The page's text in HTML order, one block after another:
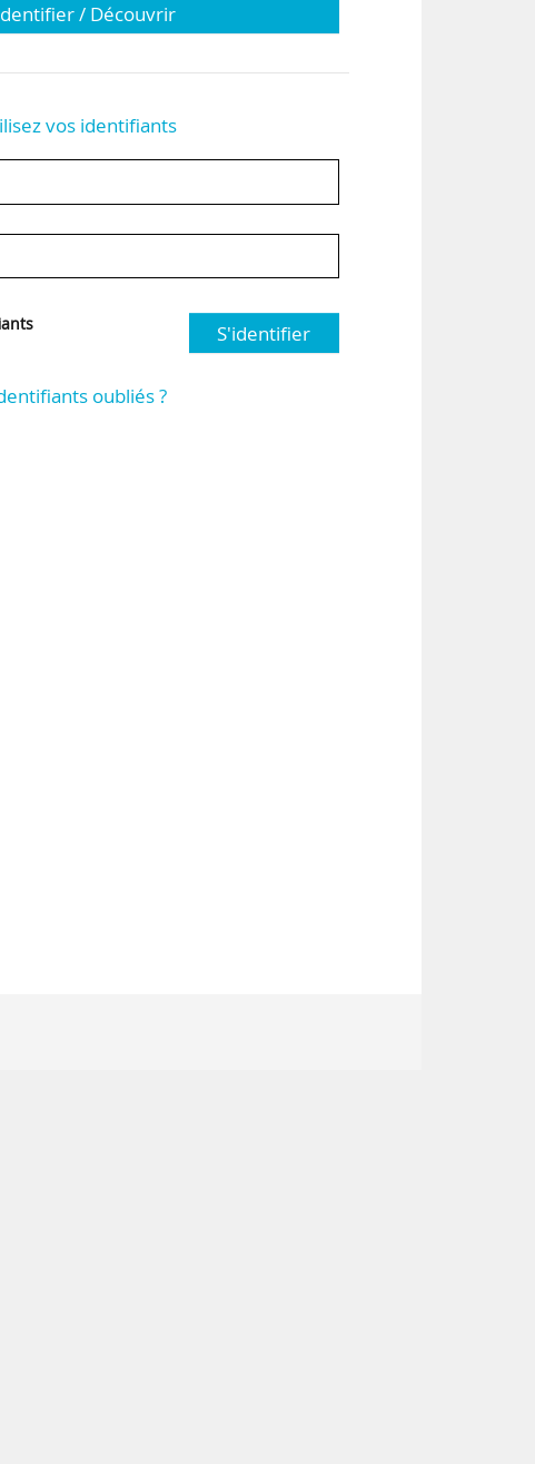
/ Découvrir
vos identifiants
S'identifier
oubliés ?